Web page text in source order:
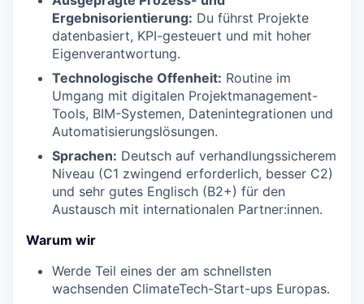
Ergebnisorientierung: Du führst Projekte
datenbasiert, KPI-gesteuert und mit hoher
Eigenverantwortung.
Technologische Offenheit: Routine im
Umgang mit digitalen Projektmanagement-
Tools, BIM-Systemen, Datenintegrationen und
Automatisierungslösungen.
Sprachen: Deutsch auf verhandlungssicherem
Niveau (C1 zwingend erforderlich, besser C2)
und sehr gutes Englisch (B2+) für den
Austausch mit internationalen Partner:innen.
Warum wir
Werde Teil eines der am schnellsten
wachsenden ClimateTech-Start-ups Europas.